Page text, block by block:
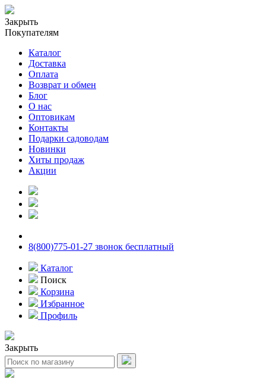
Закрыть
Покупателям
Каталог
Доставка
Оплата
Возврат и обмен
Блог
О нас
Оптовикам
Контакты
Подарки садоводам
Новинки
Хиты продаж
Акции
8(800)775-01-27 звонок бесплатный
Каталог
Поиск
Корзина
Избранное
Профиль
Закрыть